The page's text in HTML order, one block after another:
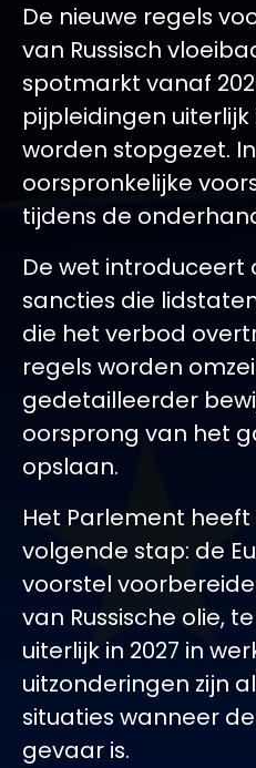
De nieuwe regels
van Russisch
spotmarkt vanaf
pijpleidingen
worden stopgezet.
oorspronkelijke
tijdens de
De wet introduceert
sancties die
die het verbod
regels worden
gedetailleerder
oorsprong van het
opslaan.
Het Parlement
volgende stap: de
voorstel
van Russische olie,
uiterlijk in 2027 in
uitzonderingen zijn
situaties wanneer
gevaar is.